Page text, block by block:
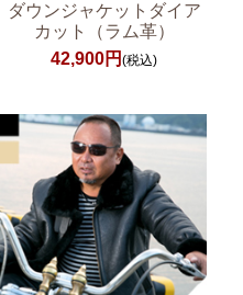
ダウンジャケットダイア
カット（ラム革）
42,900円(税込)